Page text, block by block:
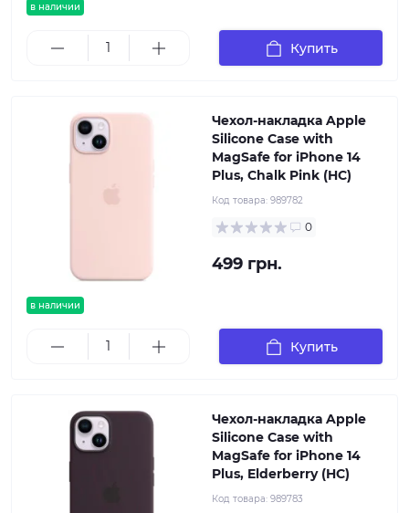
в наличии
Купить
в наличии
Чехол-накладка Apple
Silicone Case with
MagSafe for iPhone 14
Plus, Chalk Pink (HC)
Код товара: 989782
0
499 грн.
Купить
Чехол-накладка Apple
Silicone Case with
MagSafe for iPhone 14
Plus, Elderberry (HC)
Код товара: 989783